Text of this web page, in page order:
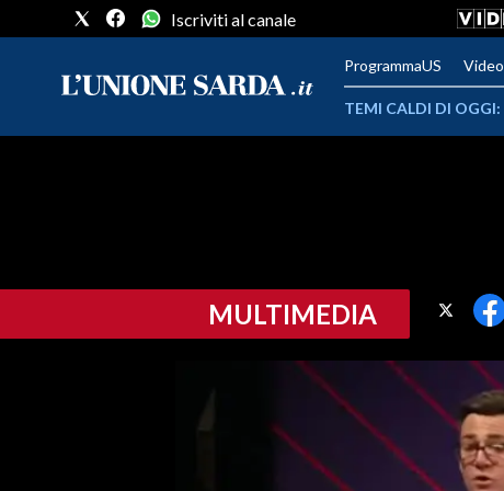
Iscriviti al canale
ProgrammaUS Video
TEMI CALDI DI OGGI:
MULTIMEDIA